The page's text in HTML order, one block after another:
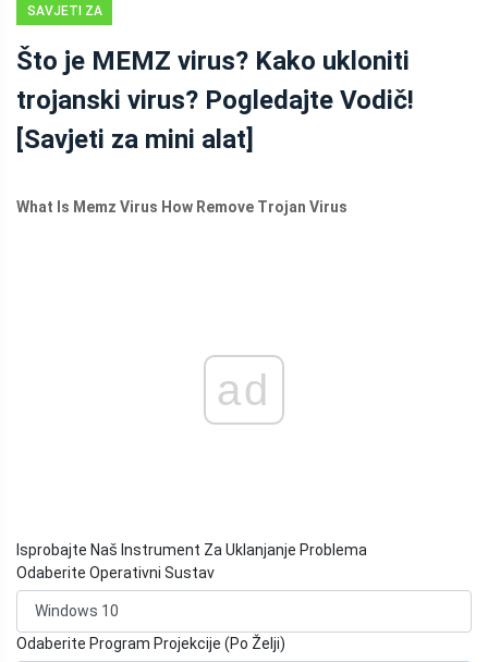
SAVJETI ZA
SIGURNOSNIH
KOPIJA
Što je MEMZ virus? Kako ukloniti
trojanski virus? Pogledajte Vodič!
[Savjeti za mini alat]
What Is Memz Virus How Remove Trojan Virus
ad
Isprobajte Naš Instrument Za Uklanjanje Problema
Odaberite Operativni Sustav
Odaberite Program Projekcije (Po Želji)